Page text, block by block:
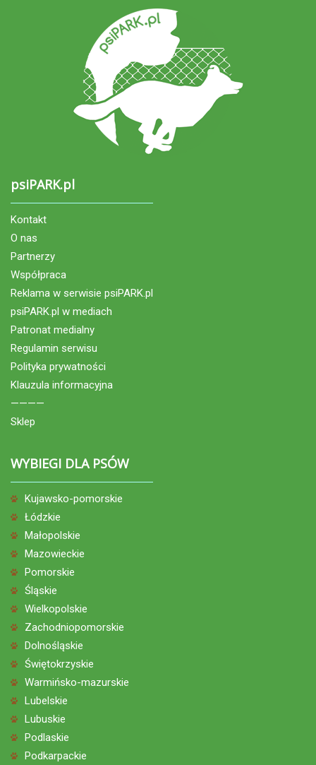
psiPARK.pl
Kontakt
O nas
Partnerzy
Współpraca
Reklama w serwisie psiPARK.pl
psiPARK.pl w mediach
Patronat medialny
Regulamin serwisu
Polityka prywatności
Klauzula informacyjna
————
Sklep
WYBIEGI DLA PSÓW
Kujawsko-pomorskie
Łódzkie
Małopolskie
Mazowieckie
Pomorskie
Śląskie
Wielkopolskie
Zachodniopomorskie
Dolnośląskie
Świętokrzyskie
Warmińsko-mazurskie
Lubelskie
Lubuskie
Podlaskie
Podkarpackie